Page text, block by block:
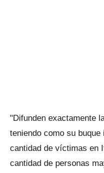
"Difunden exactamente
teniendo como su
cantidad de víctimas en
cantidad de personas